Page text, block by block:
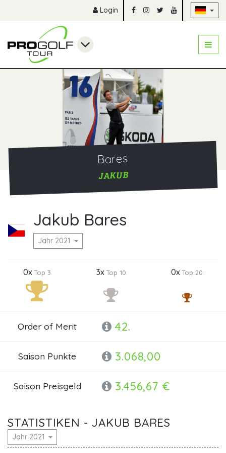
Login
Bares
JAKUB
Jakub Bares
Jahr 2021
0xTop 3 3xTop 10 0xTop 20
Order of Merit 42.
Saison Punkte 3.068,00
Saison Preisgeld 3.456,67 €
STATISTIKEN - JAKUB BARES
Jahr 2021